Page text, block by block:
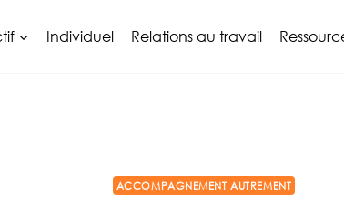
Individuel Relations au travail
ACCOMPAGNEMENT AUTREMENT